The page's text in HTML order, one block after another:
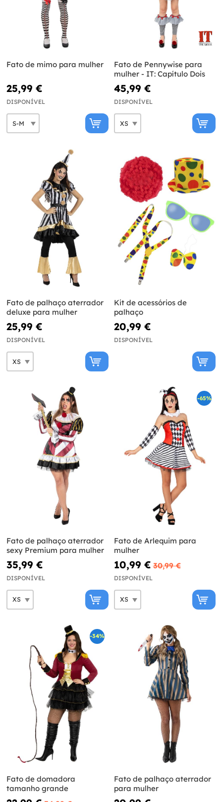
Fato de mimo para mulher
25,99 €
DISPONÍVEL
Fato de Pennywise para
mulher - IT: Capítulo Dois
45,99 €
DISPONÍVEL
Fato de palhaço aterrador
deluxe para mulher
25,99 €
DISPONÍVEL
Kit de acessórios de
palhaço
20,99 €
DISPONÍVEL
Fato de palhaço aterrador
sexy Premium para mulher
35,99 €
DISPONÍVEL
-65%
Fato de Arlequim para
mulher
10,99 € 30,99 €
DISPONÍVEL
-34%
Fato de domadora
tamanho grande
Fato de palhaço aterrador
para mulher